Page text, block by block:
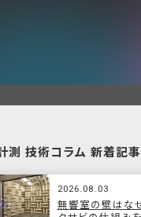
測 技術コラム 新着記事
2026.08.03
無響室の壁はな